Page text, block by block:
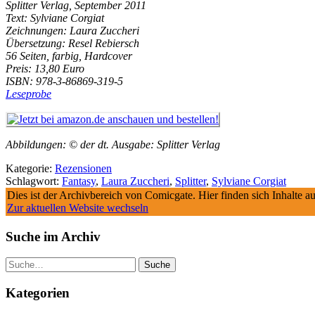
Splitter Verlag, September 2011
Text: Sylviane Corgiat
Zeichnungen: Laura Zuccheri
Übersetzung: Resel Rebiersch
56 Seiten, farbig, Hardcover
Preis: 13,80 Euro
ISBN: 978-3-86869-319-5
Leseprobe
Abbildungen: © der dt. Ausgabe: Splitter Verlag
Kategorie: Rezensionen
Schlagwort: Fantasy, Laura Zuccheri, Splitter, Sylviane Corgiat
Dies ist der Archivbereich von Comicgate. Hier finden sich Inhalte
Zur aktuellen Website wechseln
Suche im Archiv
Suche
Kategorien